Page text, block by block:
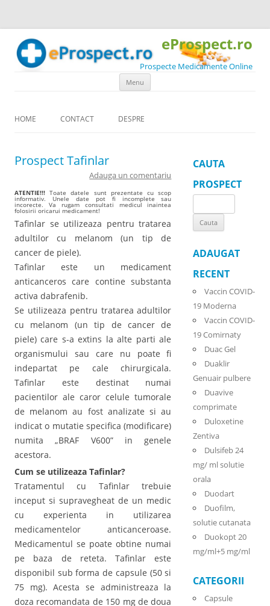
eProspect.ro
Prospecte Medicamente Online
Menu
HOME CONTACT DESPRE
Prospect Tafinlar
Adauga un comentariu
ATENTIE!!! Toate datele sunt prezentate cu scop
informativ. Unele date pot fi incomplete sau
incorecte. Va rugam consultati medicul inaintea
folosirii oricarui medicament!
Tafinlar se utilizeaza pentru tratarea
adultilor cu melanom (un tip de
cancer de piele).
Tafinlar este un medicament
anticanceros care contine substanta
activa dabrafenib.
Se utilizeaza pentru tratarea adultilor
cu melanom (un tip de cancer de
piele) care s-a extins la alte parti ale
organismului sau care nu poate fi
indepartat pe cale chirurgicala.
Tafinlar este destinat numai
pacientilor ale caror celule tumorale
de melanom au fost analizate si au
indicat o mutatie specifica (modificare)
numita „BRAF V600” in genele
acestora.
Cum se utilizeaza Tafinlar?
Tratamentul cu Tafinlar trebuie
inceput si supravegheat de un medic
cu experienta in utilizarea
medicamentelor anticanceroase.
Medicamentul se poate obtine numai
pe baza de reteta. Tafinlar este
disponibil sub forma de capsule (50 si
75 mg). Acesta se administreaza la
doza recomandata de 150 mg de doua
CAUTA
PROSPECT
for:
ADAUGAT
RECENT
Vaccin COVID-
19 Moderna
Vaccin COVID-
19 Comirnaty
Duac Gel
Duaklir
Genuair pulbere
Duavive
comprimate
Duloxetine
Zentiva
Dulsifeb 24
mg/ ml solutie
orala
Duodart
Duofilm,
solutie cutanata
Duokopt 20
mg/ml+5 mg/ml
CATEGORII
Capsule